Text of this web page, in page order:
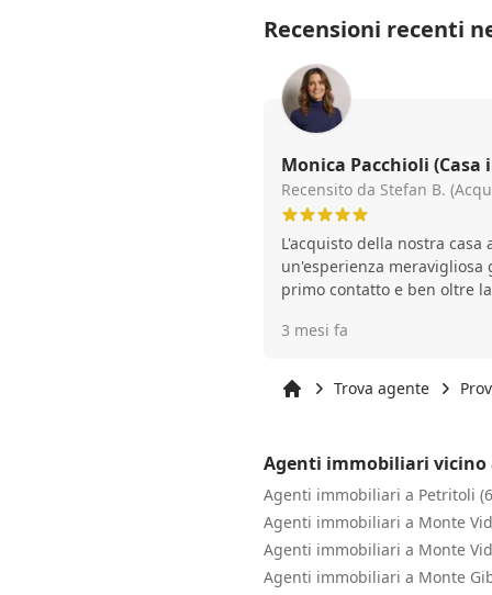
Recensioni recenti
Monica Pacchioli (Casa
Recensito da Stefan B.
L'acquisto della nostra casa
un'esperienza meravigliosa
primo contatto e ben oltre
cordialità e una competenza
fondamentale – ed è
signora Pacchioli ci ha
modo che va ben oltre il normale. La signora
ha aiutato a procurarci e
ci ha assistito nelle pratiche
contatto con artigiani
per molte questioni
è sempre stata accanto con
3 mesi fa
Trova agente
Agenti immobiliari vicino
Agenti immobiliari a Petritoli
Agenti immobiliari a Monte
Agenti immobiliari a Monte
Agenti immobiliari a Monte